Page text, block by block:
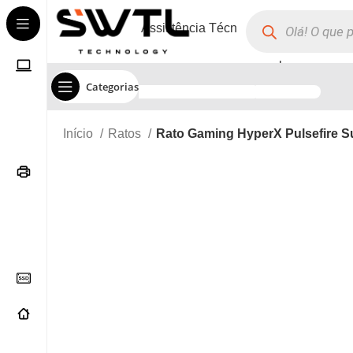
Categorias
Assistência Técnica
Início Ratos Rato Gaming HyperX Pulsefire